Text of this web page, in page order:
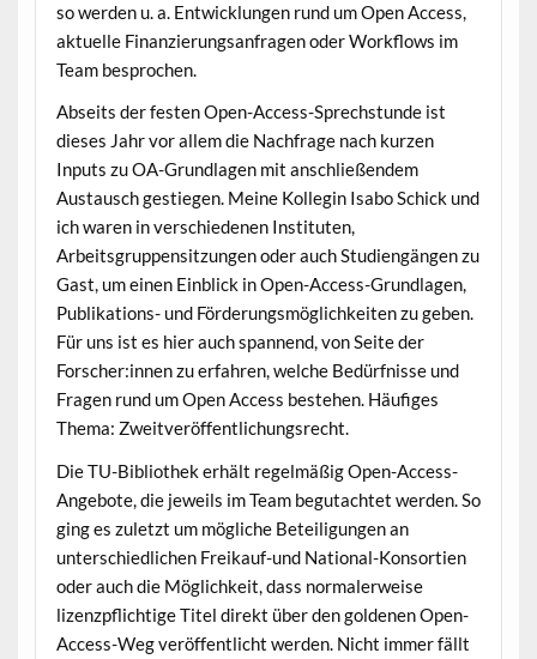
so werden u. a. Entwicklungen rund um Open Access,
aktuelle Finanzierungsanfragen oder Workflows im
Team besprochen.
Abseits der festen Open-Access-Sprechstunde ist
dieses Jahr vor allem die Nachfrage nach kurzen
Inputs zu OA-Grundlagen mit anschließendem
Austausch gestiegen. Meine Kollegin Isabo Schick und
ich waren in verschiedenen Instituten,
Arbeitsgruppensitzungen oder auch Studiengängen zu
Gast, um einen Einblick in Open-Access-Grundlagen,
Publikations- und Förderungsmöglichkeiten zu geben.
Für uns ist es hier auch spannend, von Seite der
Forscher:innen zu erfahren, welche Bedürfnisse und
Fragen rund um Open Access bestehen. Häufiges
Thema: Zweitveröffentlichungsrecht.
Die TU-Bibliothek erhält regelmäßig Open-Access-
Angebote, die jeweils im Team begutachtet werden. So
ging es zuletzt um mögliche Beteiligungen an
unterschiedlichen Freikauf-und National-Konsortien
oder auch die Möglichkeit, dass normalerweise
lizenzpflichtige Titel direkt über den goldenen Open-
Access-Weg veröffentlicht werden. Nicht immer fällt